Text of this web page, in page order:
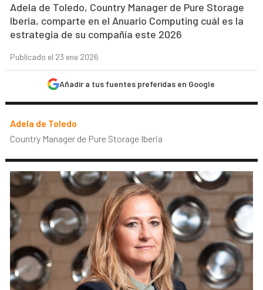
Adela de Toledo, Country Manager de Pure Storage
Iberia, comparte en el Anuario Computing cuál es la
estrategia de su compañía este 2026
Publicado el 23 ene 2026
Añadir a tus fuentes preferidas en Google
Adela de Toledo
Country Manager de Pure Storage Iberia